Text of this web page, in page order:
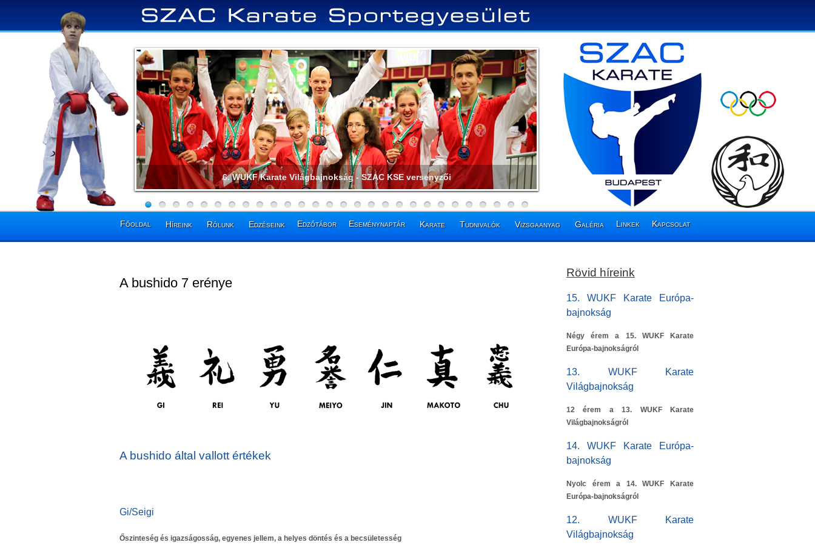
Pénzes Tamás - Felnőtt kumite Világbajnok (+80kg)
Főoldal Híreink Rólunk Edzéseink Edzőtábor Eseménynaptár Karate Tudnivalók Vizsgaanyag Galéria Linkek Kapcsolat
A bushido 7 erénye
A bushido által vallott értékek
Gi/Seigi
Őszinteség és igazságosság, egyenes jellem, a helyes döntés és a becsületesség
Rövid híreink
15. WUKF Karate Európa-
bajnokság
Négy érem a 15. WUKF Karate
Európa-bajnokságról
13. WUKF Karate
Világbajnokság
12 érem a 13. WUKF Karate
Világbajnokságról
14. WUKF Karate Európa-
bajnokság
Nyolc érem a 14. WUKF Karate
Európa-bajnokságról
12. WUKF Karate
Világbajnokság